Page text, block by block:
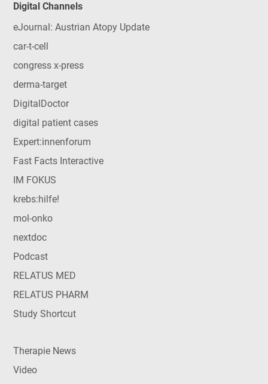
Digital Channels
eJournal: Austrian Atopy Update
car-t-cell
congress x-press
derma-target
DigitalDoctor
digital patient cases
Expert:innenforum
Fast Facts Interactive
IM FOKUS
krebs:hilfe!
mol-onko
nextdoc
Podcast
RELATUS MED
RELATUS PHARM
Study Shortcut
Therapie News
Video